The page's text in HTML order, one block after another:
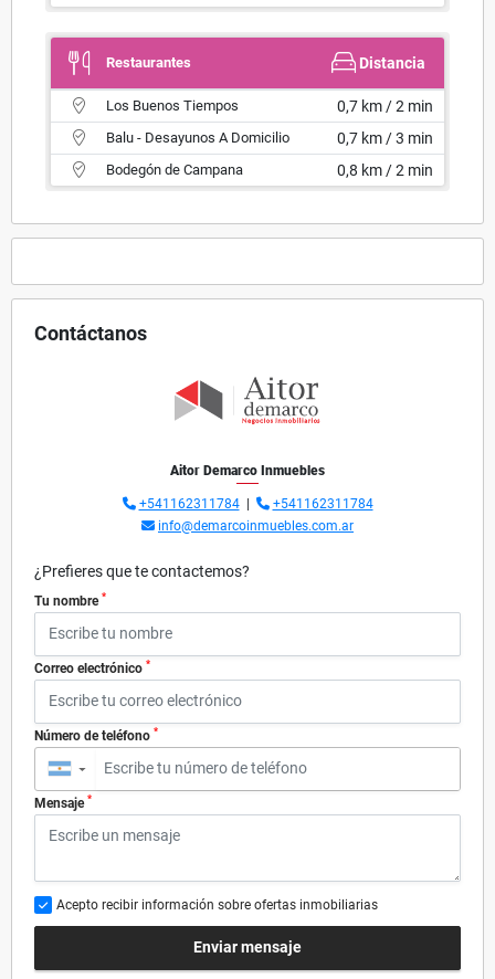
Restaurantes Distancia
Los Buenos Tiempos 0,7 km / 2 min
Balu - Desayunos A Domicilio 0,7 km / 3 min
Bodegón de Campana 0,8 km / 2 min
Contáctanos
Aitor Demarco Inmuebles
+541162311784|
+541162311784
info@demarcoinmuebles.com.ar
¿Prefieres que te contactemos?
Tu nombre *
Correo electrónico *
Número de teléfono *
▼
Mensaje *
Acepto recibir información sobre ofertas inmobiliarias
Enviar mensaje